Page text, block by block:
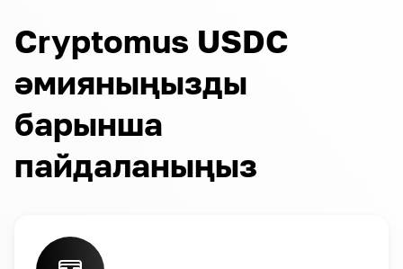
Cryptomus USDC
әмияныңызды
барынша
пайдаланыңыз